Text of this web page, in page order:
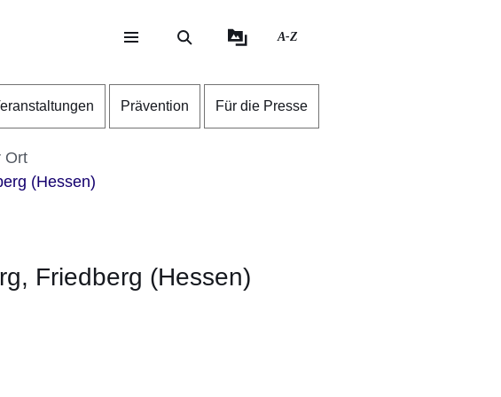
A-Z
Prävention Für die Presse
Ort
(Hessen)
Friedberg (Hessen)